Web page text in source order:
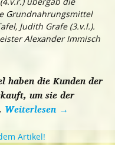
Grundnahrungsmittel
Judith Grafe (3.v.l.).
Alexander Immisch
haben die Kunden der
um sie der
Weiterlesen →
Artikel!